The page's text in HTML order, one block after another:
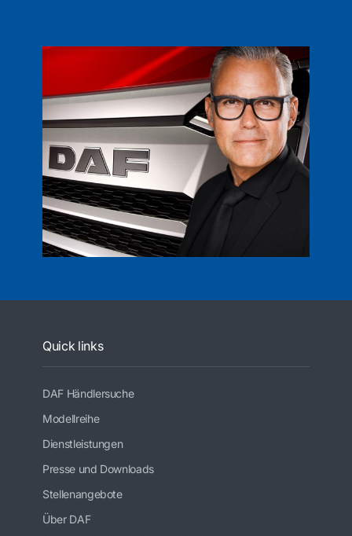
Quick links
DAF Händlersuche
Modellreihe
Dienstleistungen
Presse und Downloads
Stellenangebote
Über DAF